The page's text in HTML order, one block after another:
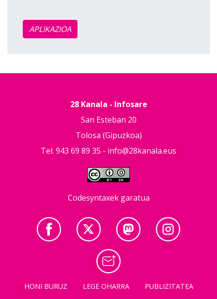
APLIKAZIOA
28 Kanala - Infosare
San Esteban 20
Tolosa (Gipuzkoa)
Tel: 943 69 89 35 - info@28kanala.eus
Codesyntaxek garatua
HONI BURUZ LEGE OHARRA
PUBLIZITATEA